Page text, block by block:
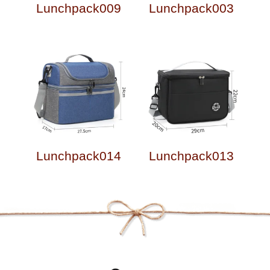
Lunchpack009 Lunchpack003
Lunchpack014 Lunchpack013